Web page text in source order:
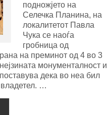
подножјето на
Селечка Планина, на
локалитетот Павла
Чука се наоѓа
гробница од
на преминот од 4 во 3
монументалност и
дека во неа бил
владетел. …